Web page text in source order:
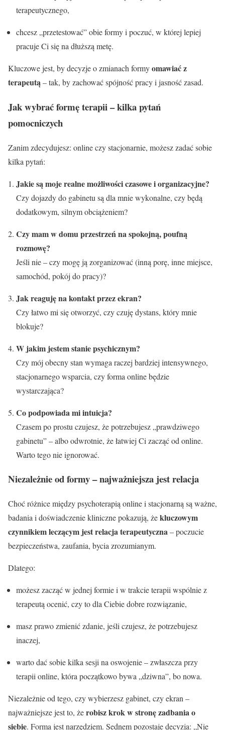
terapeutycznego,
chcesz „przetestować” obie formy i poczuć, w której lepiej
pracuje Ci się na dłuższą metę.
Kluczowe jest, by decyzje o zmianach formyomawiać z
terapeutą– tak, by zachować spójność pracy i jasność zasad.
Jak wybrać formę terapii – kilka pytań
pomocniczych
Zanim zdecydujesz: online czy stacjonarnie, możesz zadać sobie
kilka pytań:
Jakie są moje realne możliwości czasowe i organizacyjne?
Czy dojazdy do gabinetu są dla mnie wykonalne, czy będą
dodatkowym, silnym obciążeniem?
Czy mam w domu przestrzeń na spokojną, poufną
rozmowę?
Jeśli nie – czy mogę ją zorganizować (inną porę, inne miejsce,
samochód, pokój do pracy)?
Jak reaguję na kontakt przez ekran?
Czy łatwo mi się otworzyć, czy czuję dystans, który mnie
blokuje?
W jakim jestem stanie psychicznym?
Czy mój obecny stan wymaga raczej bardziej intensywnego,
stacjonarnego wsparcia, czy forma online będzie
wystarczająca?
Co podpowiada mi intuicja?
Czasem po prostu czujesz, że potrzebujesz „prawdziwego
gabinetu” – albo odwrotnie, że łatwiej Ci zacząć od online.
Warto tego nie ignorować.
Niezależnie od formy – najważniejsza jest relacja
Choć różnice między psychoterapią online i stacjonarną są ważne,
badania i doświadczenie kliniczne pokazują, żekluczowym
czynnikiem leczą­cym jest relacja terapeutyczna– poczucie
bezpieczeństwa, zaufania, bycia zrozumianym.
Dlatego:
możesz zacząć w jednej formie i w trakcie terapii wspólnie z
terapeutą ocenić, czy to dla Ciebie dobre rozwiązanie,
masz prawo zmienić zdanie, jeśli czujesz, że potrzebujesz
inaczej,
warto dać sobie kilka sesji na oswojenie – zwłaszcza przy
terapii online, która początkowo bywa „dziwna”, bo nowa.
Niezależnie od tego, czy wybierzesz gabinet, czy ekran –
najważniejsze jest to, żerobisz krok w stronę zadbania o
siebie. Forma jest narzędziem. Sednem pozostaje decyzja: „Nie